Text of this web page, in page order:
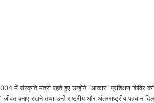
में संस्कृति मंत्री रहते हुए उन्होंने “आकार” प्रशिक्षण शिविर
बनाए रखने तथा उन्हें राष्ट्रीय और अंतरराष्ट्रीय पहचान